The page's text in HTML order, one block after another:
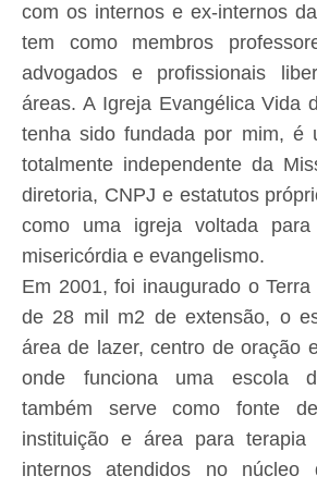
com os internos e ex-internos
tem como membros
advogados e profissionais
áreas. A Igreja Evangélica Vida
tenha sido fundada por mim, é
totalmente independente da
diretoria, CNPJ e estatutos
como uma igreja voltada
misericórdia e evangelismo.
Em 2001, foi inaugurado o
de 28 mil m2 de extensão, o
área de lazer, centro de oração
onde funciona uma escola
também serve como fonte
instituição e área para terapia
internos atendidos no núcleo